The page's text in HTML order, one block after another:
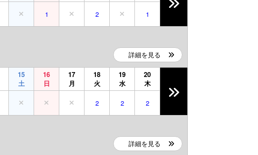
1 2 1
詳細を見る
15
土
16
日
17
月
18
火
19
水
20
木
2 2 2
詳細を見る